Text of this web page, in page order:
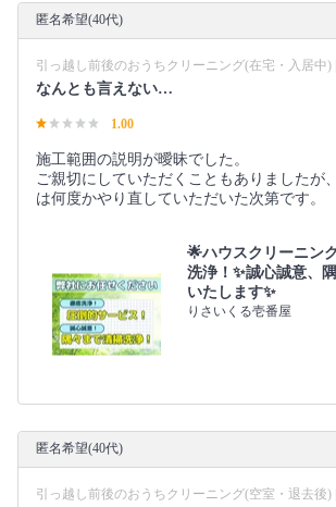
匿名希望(40代)
引っ越し前後のおうちクリーニング(在宅・入居中)
なんとも言えない…
1.00
施工範囲の説明が曖昧でした。
ご親切にしていただくこともありましたが
は何度かやり直していただいた次第です。
🌟ハウスクリーニン
洗浄！✨誠心誠意、
いたします✨
りさいくる壱番屋
匿名希望(40代)
引っ越し前後のおうちクリーニング(空室・退去後)